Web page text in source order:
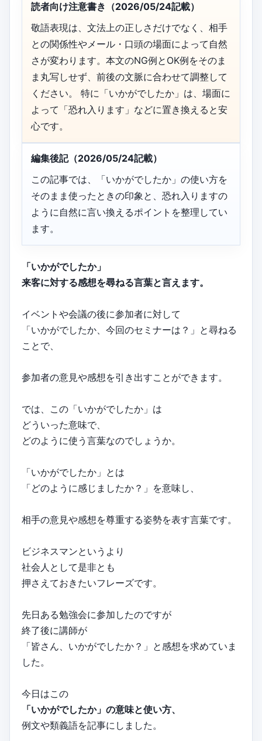
読者向け注意書き（2026/05/24記載）
敬語表現は、文法上の正しさだけでなく、相手
との関係性やメール・口頭の場面によって自然
さが変わります。本文のNG例とOK例をそのま
ま丸写しせず、前後の文脈に合わせて調整して
ください。 特に「いかがでしたか」は、場面に
よって「恐れ入ります」などに置き換えると安
心です。
編集後記（2026/05/24記載）
この記事では、「いかがでしたか」の使い方を
そのまま使ったときの印象と、恐れ入りますの
ように自然に言い換えるポイントを整理してい
ます。
「いかがでしたか」
来客に対する感想を尋ねる言葉と言えます。
イベントや会議の後に参加者に対して
「いかがでしたか、今回のセミナーは？」と尋ねる
ことで、
参加者の意見や感想を引き出すことができます。
では、この「いかがでしたか」は
どういった意味で、
どのように使う言葉なのでしょうか。
「いかがでしたか」とは
「どのように感じましたか？」を意味し、
相手の意見や感想を尊重する姿勢を表す言葉です。
ビジネスマンというより
社会人として是非とも
押さえておきたいフレーズです。
先日ある勉強会に参加したのですが
終了後に講師が
「皆さん、いかがでしたか？」と感想を求めていま
した。
今日はこの
「いかがでしたか」の意味と使い方、
例文や類義語を記事にしました。